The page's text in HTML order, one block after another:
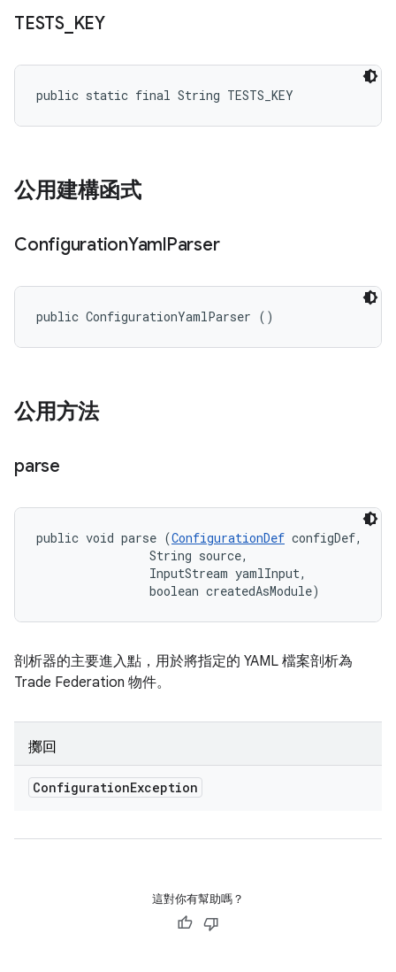
TESTS_ KEY
public static final String TESTS_KEY
公用建構函式
ConfigurationYamlParser
public ConfigurationYamlParser ()
公用方法
parse
public void parse (ConfigurationDef configDef,
                String source,
                InputStream yamlInput,
                boolean createdAsModule)
剖析器的主要進入點，用於將指定的 YAML 檔案剖析為
Trade Federation 物件。
擲回
ConfigurationException
這對你有幫助嗎？